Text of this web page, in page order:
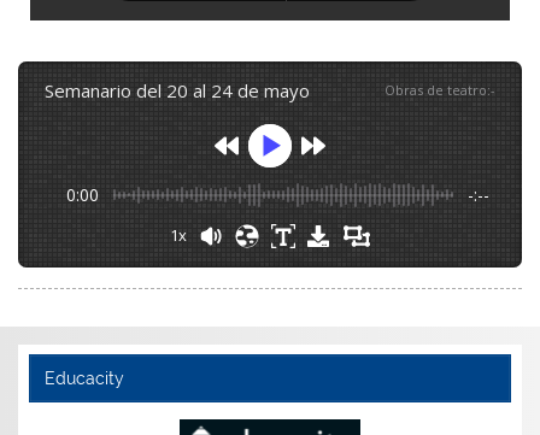
semanario del 20 al 24 de mayo Obras de teatro:-
0:00 -:--
1x
Educacity